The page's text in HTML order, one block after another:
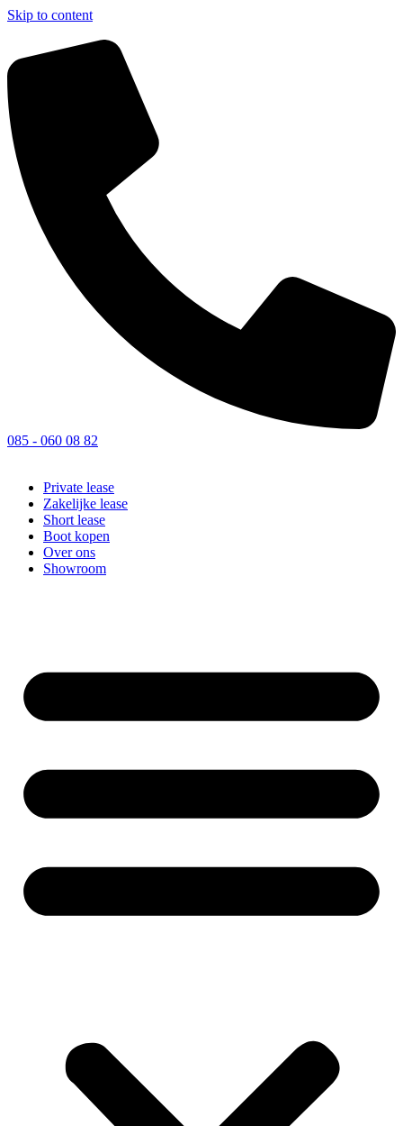
Skip to content
085 - 060 08 82
Private lease
Zakelijke lease
Short lease
Boot kopen
Over ons
Showroom